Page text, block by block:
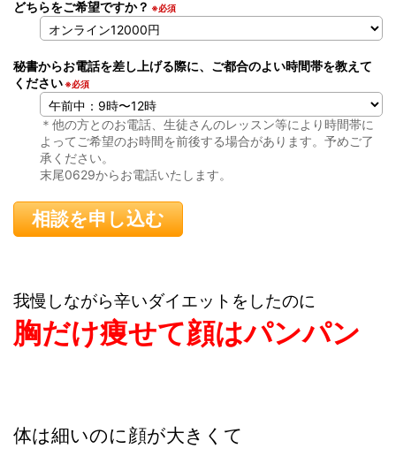
どちらをご希望ですか？ ※必須
秘書からお電話を差し上げる際に、ご都合のよい時間帯を教えて
ください ※必須
＊他の方とのお電話、生徒さんのレッスン等により時間帯に
よってご希望のお時間を前後する場合があります。予めご了
承ください。
末尾0629からお電話いたします。
我慢しながら辛いダイエットをしたのに
胸だけ痩せて顔はパンパン
体は細いのに顔が大きくて